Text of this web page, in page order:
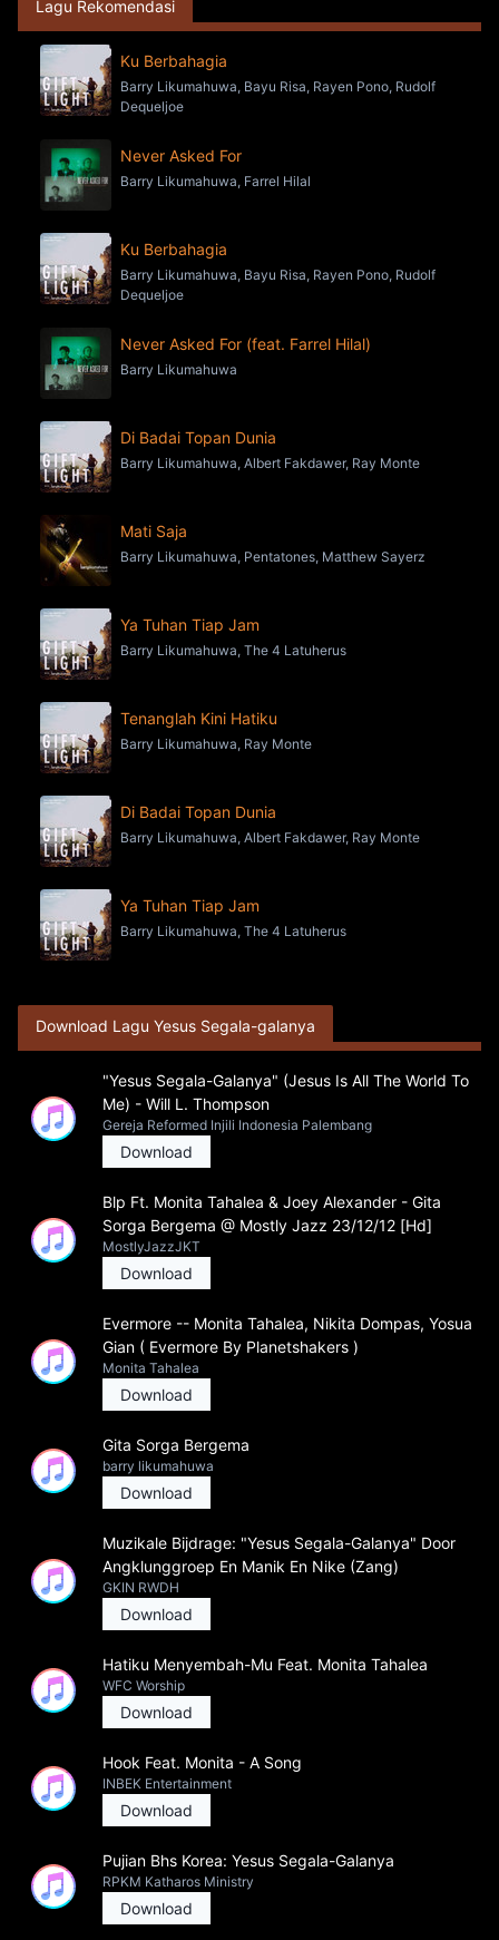
Lagu Rekomendasi
Ku Berbahagia
Barry Likumahuwa, Bayu Risa, Rayen Pono, Rudolf
Dequeljoe
Never Asked For
Barry Likumahuwa, Farrel Hilal
Ku Berbahagia
Barry Likumahuwa, Bayu Risa, Rayen Pono, Rudolf
Dequeljoe
Never Asked For (feat. Farrel Hilal)
Barry Likumahuwa
Di Badai Topan Dunia
Barry Likumahuwa, Albert Fakdawer, Ray Monte
Mati Saja
Barry Likumahuwa, Pentatones, Matthew Sayerz
Ya Tuhan Tiap Jam
Barry Likumahuwa, The 4 Latuherus
Tenanglah Kini Hatiku
Barry Likumahuwa, Ray Monte
Di Badai Topan Dunia
Barry Likumahuwa, Albert Fakdawer, Ray Monte
Ya Tuhan Tiap Jam
Barry Likumahuwa, The 4 Latuherus
Download Lagu Yesus Segala-galanya
"Yesus Segala-Galanya" (Jesus Is All The World To
Me) - Will L. Thompson
Gereja Reformed Injili Indonesia Palembang
Download
Blp Ft. Monita Tahalea & Joey Alexander - Gita
Sorga Bergema @ Mostly Jazz 23/12/12 [Hd]
MostlyJazzJKT
Download
Evermore -- Monita Tahalea, Nikita Dompas, Yosua
Gian ( Evermore By Planetshakers )
Monita Tahalea
Download
Gita Sorga Bergema
barry likumahuwa
Download
Muzikale Bijdrage: "Yesus Segala-Galanya" Door
Angklunggroep En Manik En Nike (Zang)
GKIN RWDH
Download
Hatiku Menyembah-Mu Feat. Monita Tahalea
WFC Worship
Download
Hook Feat. Monita - A Song
INBEK Entertainment
Download
Pujian Bhs Korea: Yesus Segala-Galanya
RPKM Katharos Ministry
Download